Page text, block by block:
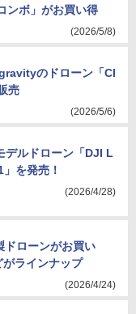
ンボ」がお買い得
(2026/5/8)
のドローン「CI
売
(2026/5/6)
デルドローン「DJI L
を発売！
(2026/4/28)
ドローンがお買い
ラインナップ
(2026/4/24)